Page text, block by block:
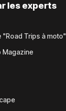
les experts
"Road Trips à moto"
Magazine